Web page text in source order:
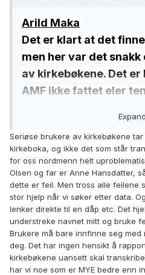
Arild Maka
Det er klart at det
men her var det
av kirkebøkene. Det
AMF ikke fattet eler
mange som tar
transkriberte,
Seriøse brukere av kirkebøkene
kirkeboka, og ikke det som står
for oss nordmenn helt
Olsen og far er Anne Hansdatter,
dette er feil. Men tross alle feilene
stor hjelp når vi søker etter data.
lenker direkte til en dåp etc. Det
understreke navnet mitt og bruke
Brukere må bare innfinne seg
deg. Det har ingen hensikt å
kirkebøkene uansett skal
har vi noe som er MYE bedre enn